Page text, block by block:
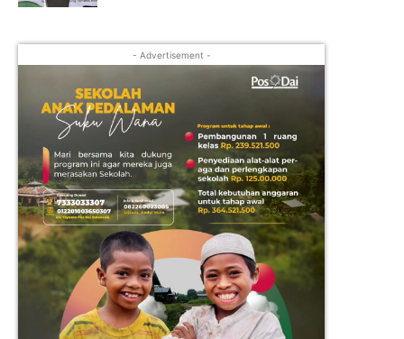
- Advertisement -